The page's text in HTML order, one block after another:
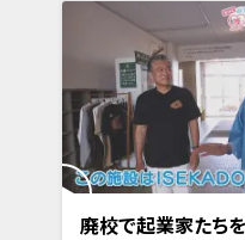
NEW
廃校で起業家たち